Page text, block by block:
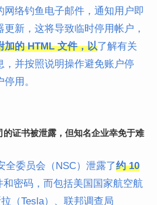
网络钓鱼电子邮件，通知用户即
新，这将导致临时停用帐户，
加的 HTML 文件，以了解有关
，并按照说明操作避免账户停
用。
证书被泄露，但知名企业幸免于难
全委员会（NSC）泄露了约 10
和密码，而包括美国国家航空航
（Tesla）、联邦调查局